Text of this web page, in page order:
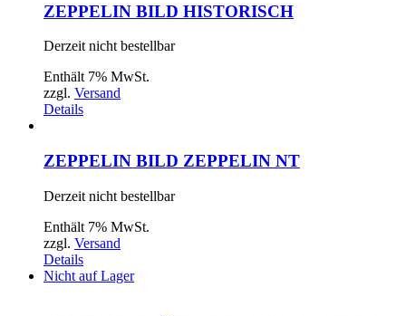
ZEPPELIN BILD HISTORISCH
Derzeit nicht bestellbar
Enthält 7% MwSt.
zzgl. Versand
Details
ZEPPELIN BILD ZEPPELIN NT
Derzeit nicht bestellbar
Enthält 7% MwSt.
zzgl. Versand
Details
Nicht auf Lager